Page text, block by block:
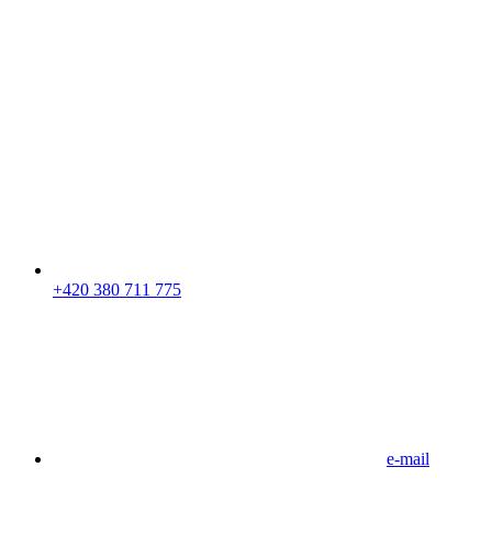
+420 380 711 775
e-mail